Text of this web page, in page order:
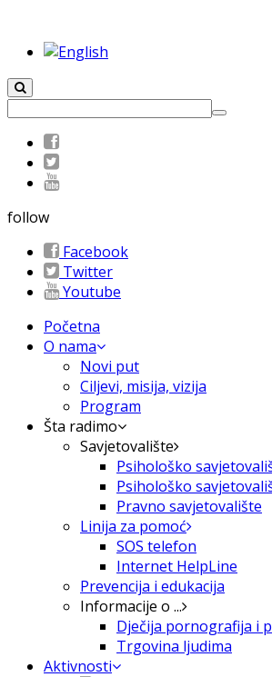
follow
Facebook
Twitter
Youtube
Početna
O nama
Novi put
Ciljevi, misija, vizija
Program
Šta radimo
Savjetovalište
Psihološko
Psihološko
Pravno savjetovalište
Linija za pomoć
SOS telefon
Internet HelpLine
Prevencija i edukacija
Informacije o ...
Dječija pornografija i
Trgovina ljudima
Aktivnosti